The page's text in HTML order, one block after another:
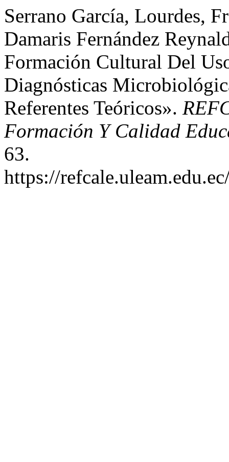
Serrano García, Lourdes,
Damaris Fernández
Formación Cultural Del
Diagnósticas
Referentes Teóricos».
Formación Y Calidad
63.
https://